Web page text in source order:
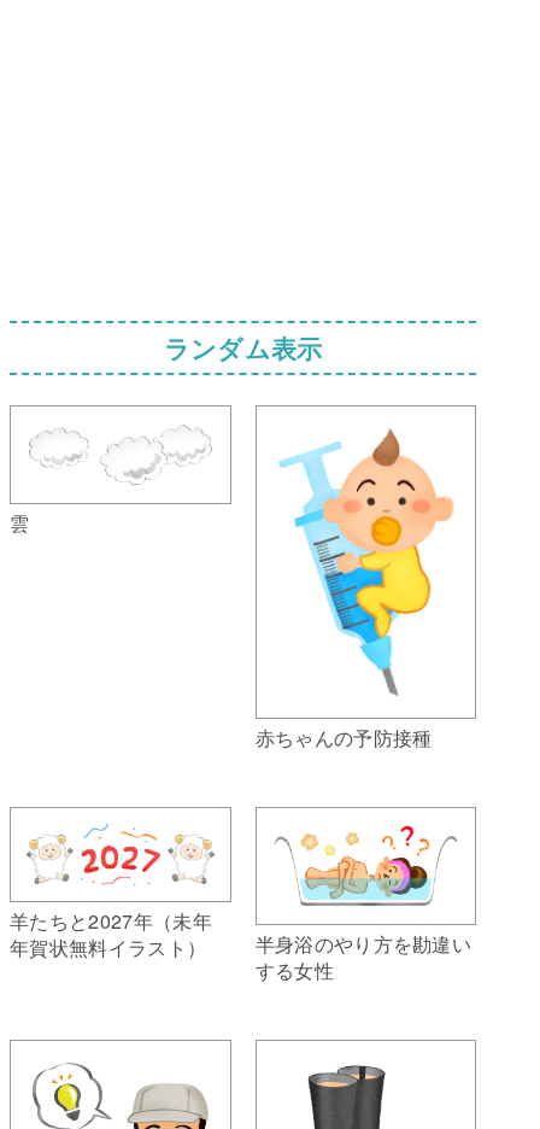
ランダム表示
雲
赤ちゃんの予防接種
羊たちと2027年（未年
年賀状無料イラスト）
半身浴のやり方を勘違い
する女性